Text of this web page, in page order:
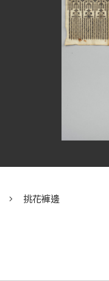
挑花褲邊